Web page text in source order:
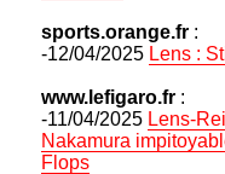
sports.orange.fr :
-12/04/2025 Lens :
www.lefigaro.fr :
-11/04/2025 Lens-
Nakamura
Flops